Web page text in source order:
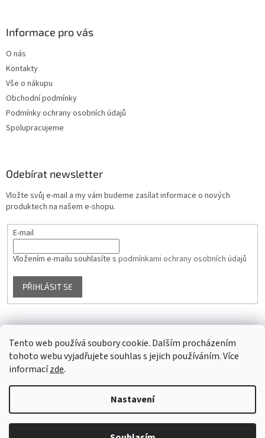
Tento web používá soubory cookie. Dalším procházením
tohoto webu vyjadřujete souhlas s jejich používáním. Více
informacízde.
Nastavení
Informace pro vás
O nás
Kontakty
Vše o nákupu
Obchodní podmínky
Podmínky ochrany osobních údajů
Spolupracujeme
Odebírat newsletter
Vložte svůj e-mail a my vám budeme zasílat informace o nových
produktech na našem e-shopu.
E-mail
Vložením e-mailu souhlasíte s podmínkami ochrany osobních údajů
PŘIHLÁSIT SE
Facebook
Copyright 2026Glass4u.cz. Všechna práva vyhrazena.Upravit